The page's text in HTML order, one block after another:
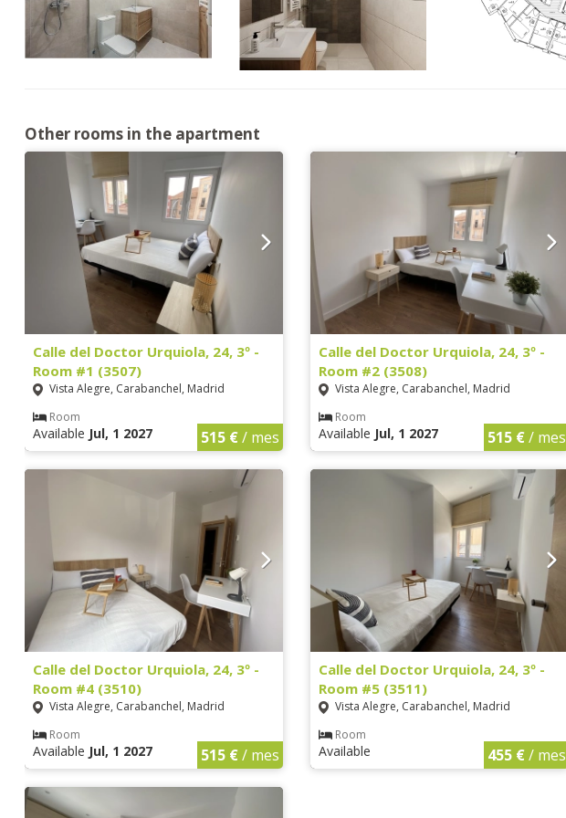
Other rooms in the apartment
Calle del Doctor Urquiola, 24, 3º -
Room #1 (3507)
Vista Alegre, Carabanchel, Madrid
Room
Available Jul, 1 2027 515 €/ mes
Calle del Doctor Urquiola, 24, 3º -
Room #2 (3508)
Vista Alegre, Carabanchel, Madrid
Room
Available Jul, 1 2027 515 €/ mes
Calle del Doctor Urquiola, 24, 3º -
Room #4 (3510)
Vista Alegre, Carabanchel, Madrid
Room
Available Jul, 1 2027 515 €/ mes
Calle del Doctor Urquiola, 24, 3º -
Room #5 (3511)
Vista Alegre, Carabanchel, Madrid
Room
Available 455 €/ mes